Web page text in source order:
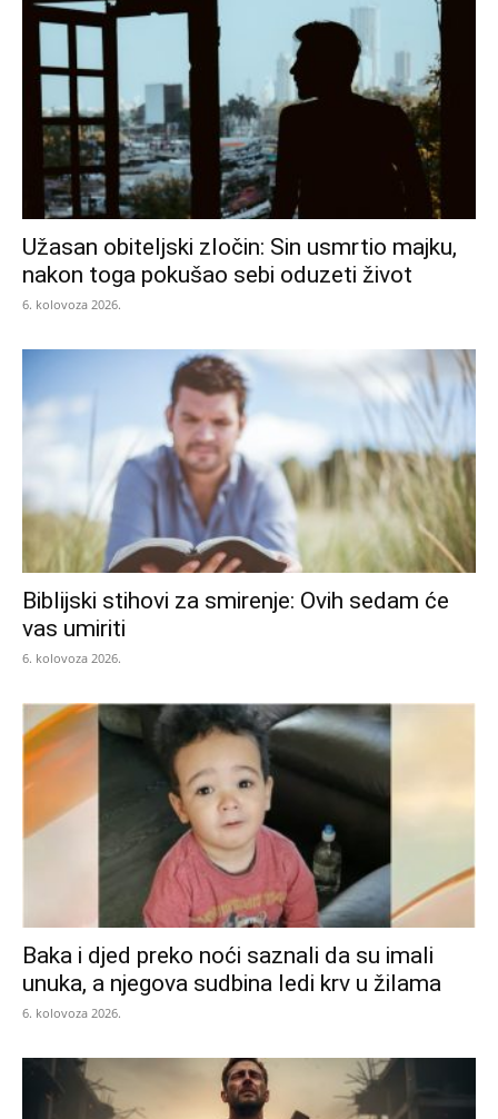
Užasan obiteljski zločin: Sin usmrtio majku,
nakon toga pokušao sebi oduzeti život
6. kolovoza 2026.
Biblijski stihovi za smirenje: Ovih sedam će
vas umiriti
6. kolovoza 2026.
Baka i djed preko noći saznali da su imali
unuka, a njegova sudbina ledi krv u žilama
6. kolovoza 2026.